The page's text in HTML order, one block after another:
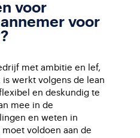
voor
voor
met ambitie en lef,
werkt volgens de lean
en deskundig te
mee in de
en weten in
voldoen aan de